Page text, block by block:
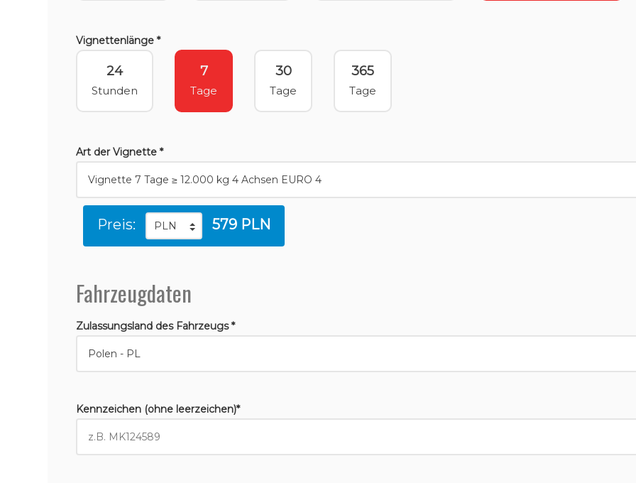
Vignettenlänge *
24
Stunden
7
Tage
30
Tage
365
Tage
Art der Vignette *
Preis: 579 PLN
Fahrzeugdaten
Zulassungsland des Fahrzeugs *
Kennzeichen (ohne leerzeichen)*